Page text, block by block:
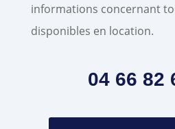
informations concernant
disponibles en location.
04 66 82